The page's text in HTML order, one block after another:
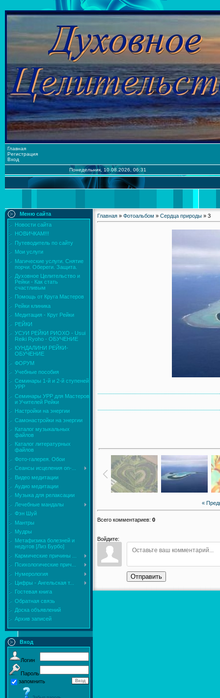
Главная
Регистрация
Вход
Понедельник, 10.08.2026, 06:31
Меню сайта
Новости сайта
НОВИЧКАМ!!!
Путеводитель по сайту
Мои услуги
Магические услуги. Снятие
порчи. Обереги. Защита.
Духовное Целительство и
Рейки - Как стать
счастливым
Помощь от Круга Мастеров
Рейки клиника
Медитация - Круг Рейки
РЕЙКИ
УСУИ РЕЙКИ РИОХО - Usui
Reiki Ryoho - ОБУЧЕНИЕ
КУНДАЛИНИ РЕЙКИ-
ОБУЧЕНИЕ
ФОРУМ
Учебные пособия
Семинары 1-й и 2-й ступеней
УРР
Семинары УРР для Мастеров
и Учителей Рейки
Настройки на энергии
Самонастройки на энергии
Каталог музыкальных
файлов
Каталог литературных
файлов
Фото-галерея. Обои
Сеансы исцеления on-...
Видео медитации
Аудио медитации
Музыка для релаксации
Лечебные мандалы
Фэн Шуй
Мантры
Мудры
Mетафизика болезней и
недугов [Лиз Бурбо]
Кармические причины ...
Психологические прич...
Нумерология
Цифры - Ангельская т...
Гостевая книга
Обратная связь
Доска объявлений
Архив записей
Вход
Логин
Пароль
запомнить
Главная » Фотоальбом » Сердца природы » 3
«
Всего комментариев: 0
Войдите:
Отправить